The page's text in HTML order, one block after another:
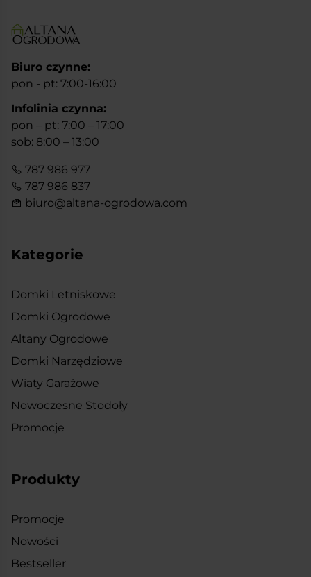
Biuro czynne:
pon - pt: 7:00-16:00
Infolinia czynna:
pon – pt: 7:00 – 17:00
sob: 8:00 – 13:00
787 986 977
787 986 837
biuro@altana-ogrodowa.com
Kategorie
Domki Letniskowe
Domki Ogrodowe
Altany Ogrodowe
Domki Narzędziowe
Wiaty Garażowe
Nowoczesne Stodoły
Promocje
Produkty
Promocje
Nowości
Bestseller